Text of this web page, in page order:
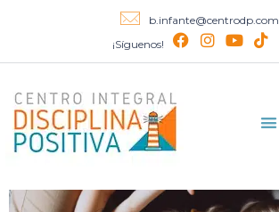
b.infante@centrodp.com
¡Síguenos!